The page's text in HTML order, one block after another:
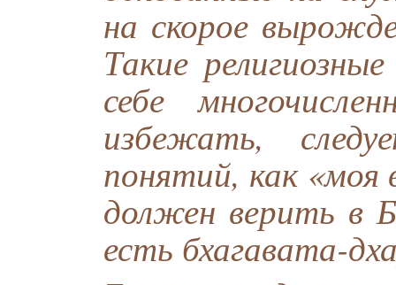
на скорое
Такие
себе
избежать,
понятий, как
должен верить в
есть бхагавата-